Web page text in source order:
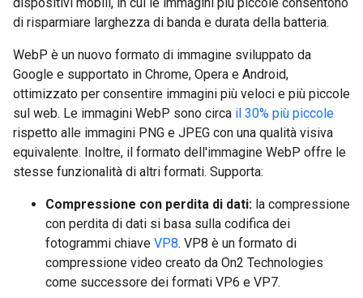
di risparmiare larghezza di banda e durata della batteria.
WebP è un nuovo formato di immagine sviluppato da
Google e supportato in Chrome, Opera e Android,
ottimizzato per consentire immagini più veloci e più piccole
sul web. Le immagini WebP sono circa il 30% più piccole
rispetto alle immagini PNG e JPEG con una qualità visiva
equivalente. Inoltre, il formato dell'immagine WebP offre le
stesse funzionalità di altri formati. Supporta:
Compressione con perdita di dati: la compressione
con perdita di dati si basa sulla codifica dei
fotogrammi chiave VP8. VP8 è un formato di
compressione video creato da On2 Technologies
come successore dei formati VP6 e VP7.